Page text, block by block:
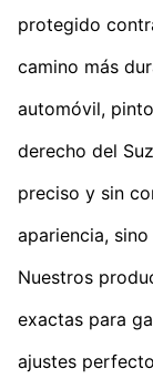
protegido
camino más
automóvil,
derecho del
preciso y sin
apariencia,
Nuestros
exactas para
ajustes